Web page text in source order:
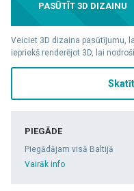
PASŪTĪT 3D DIZAINU
Veiciet 3D dizaina pasūtījumu,
iepriekš renderējot 3D, lai
PIEGĀDE
Piegādājam visā Baltijā
Vairāk info